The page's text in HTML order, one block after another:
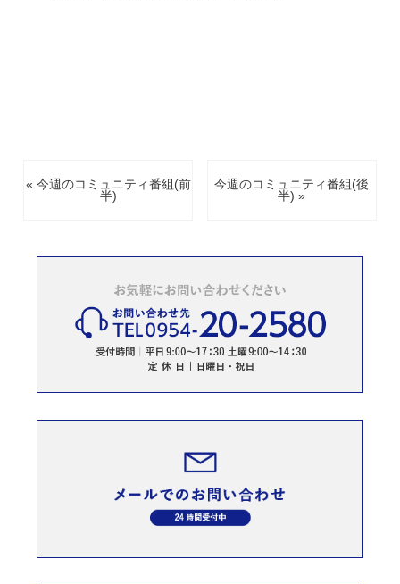
« 今週のコミュニティ番組(前
半)
今週のコミュニティ番組(後
半) »